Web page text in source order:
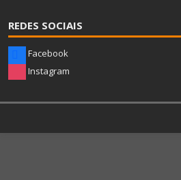
REDES SOCIAIS
Facebook
Instagram